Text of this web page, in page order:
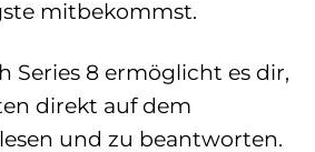
mitbekommst.
Series 8 ermöglicht es dir,
direkt auf dem
und zu beantworten.